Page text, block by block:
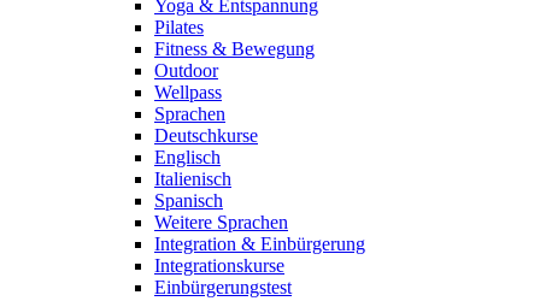
Yoga & Entspannung
Pilates
Fitness & Bewegung
Outdoor
Wellpass
Sprachen
Deutschkurse
Englisch
Italienisch
Spanisch
Weitere Sprachen
Integration & Einbürgerung
Integrationskurse
Einbürgerungstest